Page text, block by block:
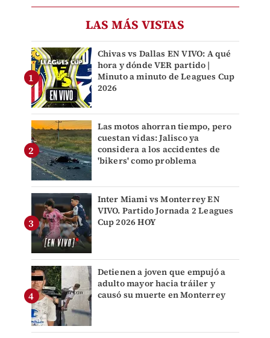
LAS MÁS VISTAS
Chivas vs Dallas EN VIVO: A qué
hora y dónde VER partido |
Minuto a minuto de Leagues Cup
2026
Las motos ahorran tiempo, pero
cuestan vidas: Jalisco ya
considera a los accidentes de
'bikers' como problema
Inter Miami vs Monterrey EN
VIVO. Partido Jornada 2 Leagues
Cup 2026 HOY
Detienen a joven que empujó a
adulto mayor hacia tráiler y
causó su muerte en Monterrey